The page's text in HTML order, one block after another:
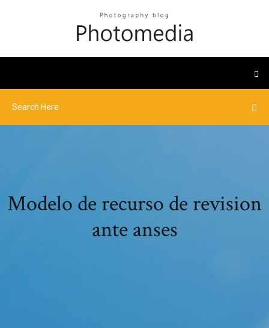
Modelo de recurso de revision
ante anses